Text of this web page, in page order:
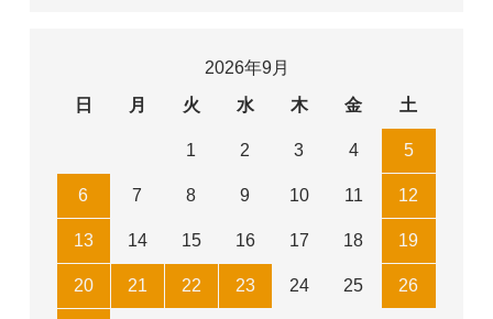
2026年9月
日
月 火 水 木 金 土
1 2 3 4 5
6 7 8 9 10 11 12
13 14 15 16 17 18 19
20 21 22 23 24 25 26